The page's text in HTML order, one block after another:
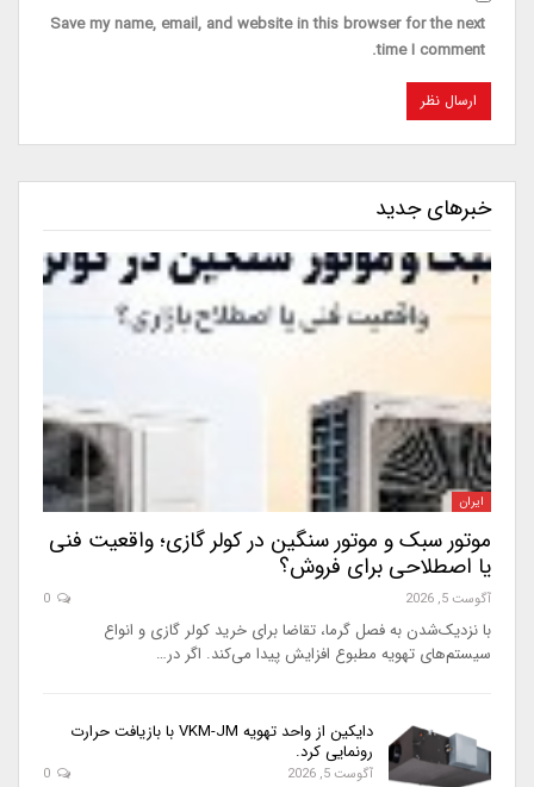
Save my name, email, and website in this browser for the next
time I comment.
خبرهای جدید
ایران
موتور سبک و موتور سنگین در کولر گازی؛ واقعیت فنی
یا اصطلاحی برای فروش؟
آگوست 5, 2026
با نزدیک‌شدن به فصل گرما، تقاضا برای خرید کولر گازی و انواع
سیستم‌های تهویه مطبوع افزایش پیدا می‌کند. اگر در…
دایکین از واحد تهویه VKM-JM با بازیافت حرارت
رونمایی کرد.
آگوست 5, 2026